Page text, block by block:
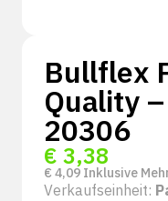
Bullflex
Quality
20306
€ 3,38
€ 4,09 Inklusive
Verkaufseinheit: